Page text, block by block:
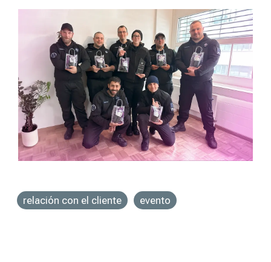
relación con el cliente evento